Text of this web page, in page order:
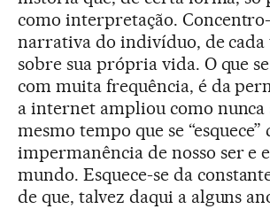
como interpretação.
narrativa do indivíduo, de cada
sobre sua própria vida. O que se
com muita frequência, é da
a internet ampliou como nunca
mesmo tempo que se “esquece”
impermanência de nosso ser e
mundo. Esquece-se da
de que, talvez daqui a alguns